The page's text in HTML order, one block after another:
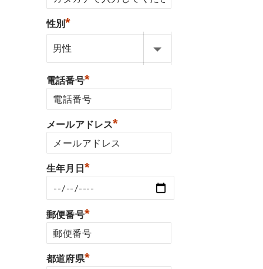
性別*
電話番号*
メールアドレス*
生年月日 *
郵便番号*
都道府県*